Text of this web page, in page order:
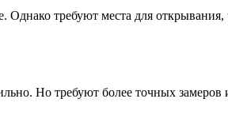
требуют места для
Но требуют более точных